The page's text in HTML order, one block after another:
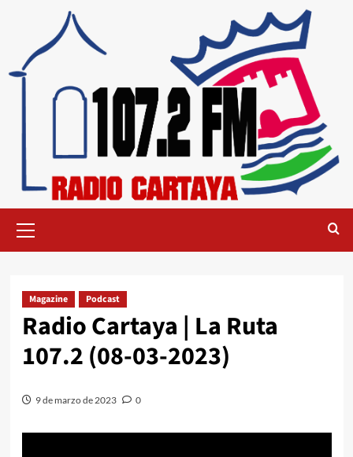
Magazine Podcast
Radio Cartaya | La Ruta
107.2 (08-03-2023)
9 de marzo de 2023 0